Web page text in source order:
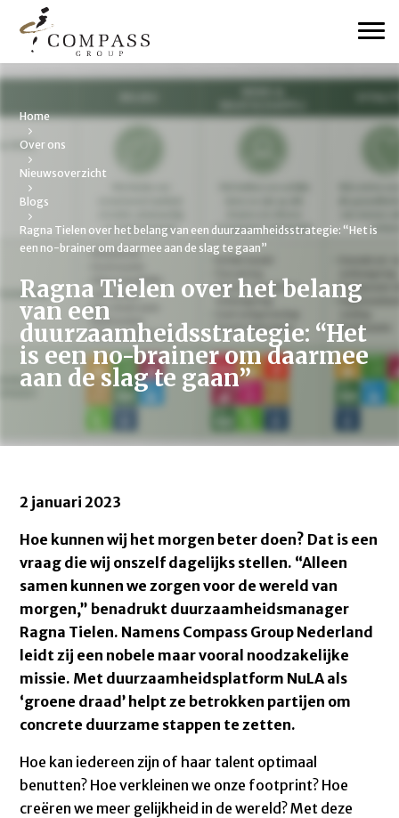
Home
Over ons
Nieuwsoverzicht
Blogs
Ragna Tielen over het belang van een duurzaamheidsstrategie: “Het is
een no-brainer om daarmee aan de slag te gaan”
Ragna Tielen over het belang
van een
duurzaamheidsstrategie: “Het
is een no-brainer om daarmee
aan de slag te gaan”
2 januari 2023
Hoe kunnen wij het morgen beter doen? Dat is een
vraag die wij onszelf dagelijks stellen. “Alleen
samen kunnen we zorgen voor de wereld van
morgen,” benadrukt duurzaamheidsmanager
Ragna Tielen. Namens Compass Group Nederland
leidt zij een nobele maar vooral noodzakelijke
missie. Met duurzaamheidsplatform NuLA als
‘groene draad’ helpt ze betrokken partijen om
concrete duurzame stappen te zetten.
Hoe kan iedereen zijn of haar talent optimaal
benutten? Hoe verkleinen we onze footprint? Hoe
creëren we meer gelijkheid in de wereld? Met deze